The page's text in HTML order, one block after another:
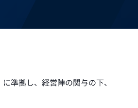
準拠し、経営陣の関与の下、